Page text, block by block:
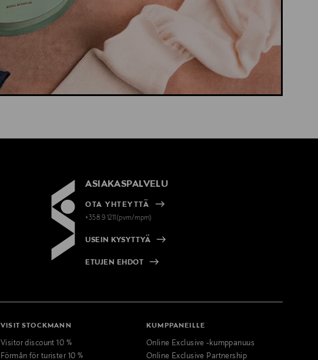
ASIAKASPALVELU
OTA YHTEYTTÄ
+358 9 1211(pvm/mpm)
USEIN KYSYTTYÄ
ETUJEN EHDOT
VISIT STOCKMANN
Visitor discount 10 %
Förmån för turister 10 %
KUMPPANEILLE
Online Exclusive -kumppanuus
Online Exclusive Partnership